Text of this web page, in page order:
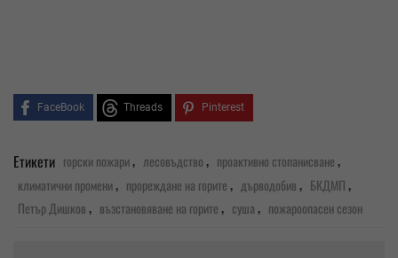
FaceBook Threads Pinterest
Етикети горски пожари, лесовъдство, проактивно стопанисване,
климатични промени, прореждане на горите, дърводобив, БКДМП,
Петър Дишков, възстановяване на горите, суша, пожароопасен сезон